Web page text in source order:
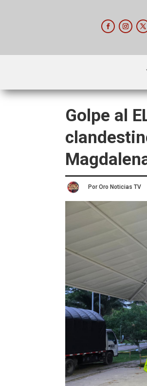
Golpe al
Por Oro Noticias TV